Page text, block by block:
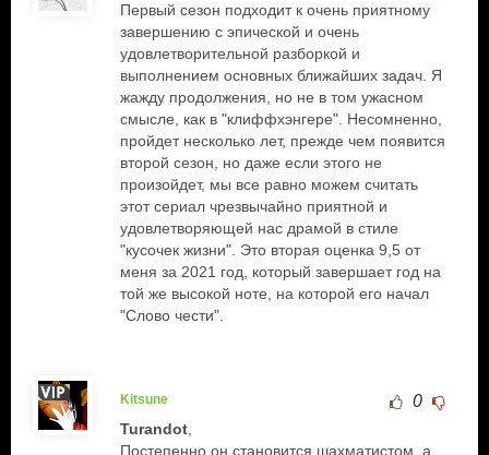
Первый сезон подходит к очень приятному
завершению с эпической и очень
удовлетворительной разборкой и
выполнением основных ближайших задач. Я
жажду продолжения, но не в том ужасном
смысле, как в "клиффхэнгере". Несомненно,
пройдет несколько лет, прежде чем появится
второй сезон, но даже если этого не
произойдет, мы все равно можем считать
этот сериал чрезвычайно приятной и
удовлетворяющей нас драмой в стиле
"кусочек жизни". Это вторая оценка 9,5 от
меня за 2021 год, который завершает год на
той же высокой ноте, на которой его начал
"Слово чести".
Kitsune 0
Turandot,
Постепенно он становится шахматистом, а